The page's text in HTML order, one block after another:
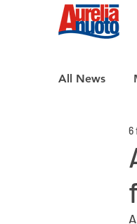
All News
6